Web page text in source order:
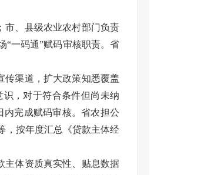
市、县级农业农村部门负责
“一码通”赋码审核职责。省
传渠道，扩大政策知悉覆盖
，对于符合条件但尚未纳
内完成赋码审核。省农担公
，按年度汇总《贷款主体经
主体资质真实性、贴息数据